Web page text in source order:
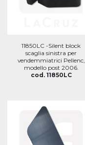
11850LC -Silent block
scaglia sinistra per
vendemmiatrici Pellenc,
modello post 2006.
cod. 11850LC